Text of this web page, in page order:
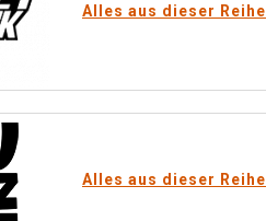
Alles aus dieser Reihe
Alles aus dieser Reihe